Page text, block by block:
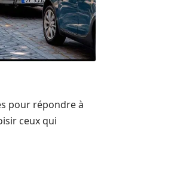
pour répondre à
ceux qui